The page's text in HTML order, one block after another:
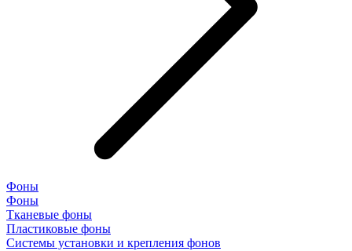
Фоны
Фоны
Тканевые фоны
Пластиковые фоны
Системы установки и крепления фонов